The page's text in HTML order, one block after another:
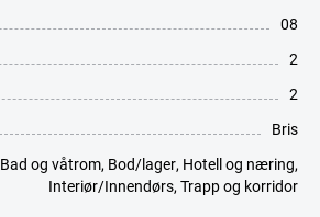
08
2
2
Bris
Bad og våtrom, Bod/lager, Hotell og næring,
Interiør/Innendørs, Trapp og korridor